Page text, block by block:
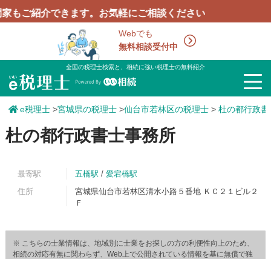
Webでも
無料相談受付中
できます。お気軽にご相談ください
全国の税理士検索と、相続に強い税理士の無料紹介
e税理士>宮城県の税理士>仙台市若林区の税理士> 杜の都行政
杜の都行政書士事務所
最寄駅 五橋駅 / 愛宕橋駅
住所
宮城県仙台市若林区清水小路５番地 ＫＣ２１ビル２
Ｆ
※ こちらの士業情報は、地域別に士業をお探しの方の利便性向上のため、
相続の対応有無に関わらず、Web上で公開されている情報を基に無償で独